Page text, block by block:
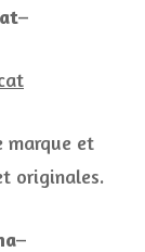
–
marque et
originales.
–